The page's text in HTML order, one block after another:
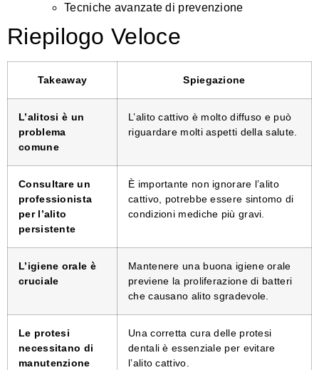
Tecniche avanzate di prevenzione
Riepilogo Veloce
Takeaway Spiegazione
L’alitosi è un
problema
comune
L’alito cattivo è molto diffuso e può
riguardare molti aspetti della salute.
Consultare un
professionista
per l’alito
persistente
È importante non ignorare l’alito
cattivo, potrebbe essere sintomo di
condizioni mediche più gravi.
L’igiene orale è
cruciale
Mantenere una buona igiene orale
previene la proliferazione di batteri
che causano alito sgradevole.
Le protesi
necessitano di
manutenzione
Una corretta cura delle protesi
dentali è essenziale per evitare
l’alito cattivo.